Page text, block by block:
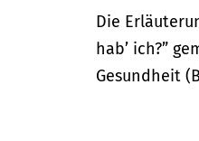
Die
hab’ ich?”
Gesundheit